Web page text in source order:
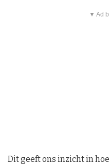
▼ Ad
Dit geeft ons inzicht in